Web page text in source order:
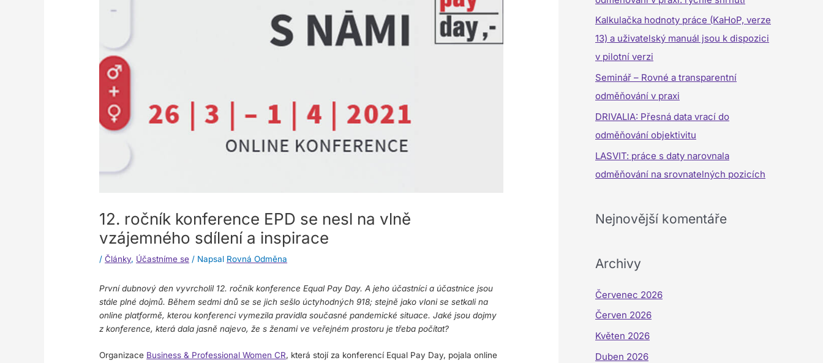
12. ročník konference EPD se nesl na vlně
vzájemného sdílení a inspirace
/Články, Účastníme se / Napsal Rovná Odměna
První dubnový den vyvrcholil 12. ročník konference Equal Pay Day. A jeho účastníci a účastnice jsou
stále plné dojmů. Během sedmi dnů se se jich sešlo úctyhodných 918; stejně jako vloni se setkali na
online platformě, kterou konferenci vymezila pravidla současné pandemické situace. Jaké jsou dojmy
z konference, která dala jasně najevo, že s ženami ve veřejném prostoru je třeba počítat?
Organizace Business & Professional Women CR, která stojí za konferencí Equal Pay Day, pojala online
o
:
Kalkulačka hodnoty práce (KaHoP, verze
13) a uživatelský manuál jsou k dispozici
v pilotní verzi
Seminář – Rovné a transparentní
odměňování v praxi
DRIVALIA: Přesná data vrací do
odměňování objektivitu
LASVIT: práce s daty narovnala
odměňování na srovnatelných pozicích
Nejnovější komentáře
Archivy
Červenec 2026
Červen 2026
Květen 2026
Duben 2026